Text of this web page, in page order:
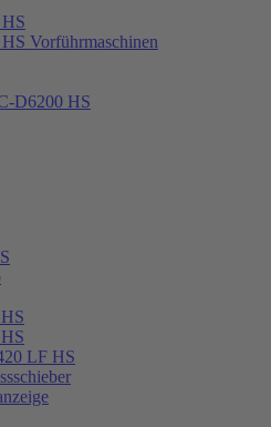
Vorführmaschinen
D6200 HS
LF HS